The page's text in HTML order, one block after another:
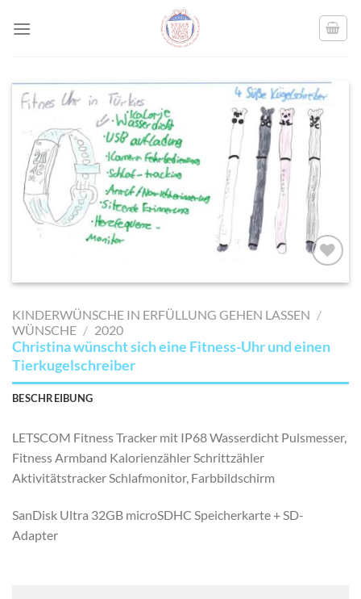
AUF MEINE
SETZEN
KINDERWÜNSCHE IN ERFÜLLUNG GEHEN LASSEN /
WÜNSCHE / 2020
Christina wünscht sich eine Fitness-Uhr und einen
Tierkugelschreiber
BESCHREIBUNG
LETSCOM Fitness Tracker mit IP68 Wasserdicht Pulsmesser,
Fitness Armband Kalorienzähler Schrittzähler
Aktivitätstracker Schlafmonitor, Farbbildschirm
SanDisk Ultra 32GB microSDHC Speicherkarte + SD-
Adapter